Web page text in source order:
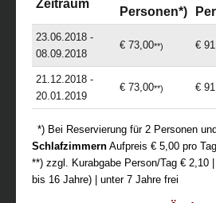
Zeitraum
Personen*)
23.06.2018 -
08.09.2018
€ 73,00**) €
21.12.2018 -
20.01.2019
€ 73,00**) €
*) Bei Reservierung für 2 Personen
Schlafzimmern Aufpreis € 5,00 pro Tag
**) zzgl. Kurabgabe Person/Tag € 2,10
bis 16 Jahre) | unter 7 Jahre frei